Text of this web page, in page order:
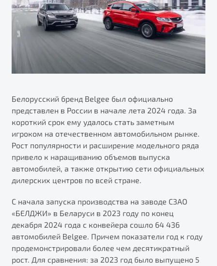
S50
Элегантный и практичный седан
от 1 699 990 ₽*
Обзор В наличии
Автокредит
Трейд-ин
Расчет КАСКО
Узнайте о специальных выгодах при покупке
автомобиля Belgee
Подробно
ПОДДЕРЖКА
Гарантия Belgee
Belgee Клуб
Реферальная программа
Клиентская поддержка
Помощь на дорогах
О дилерском центре
Правовая информация
Белорусский бренд Belgee был официально
представлен в России в начале лета 2024 года. За
короткий срок ему удалось стать заметным
игроком на отечественном автомобильном рынке.
Рост популярности и расширение модельного ряда
привело к наращиванию объемов выпуска
автомобилей, а также открытию сети официальных
дилерских центров по всей стране.
С начала запуска производства на заводе СЗАО
«БЕЛДЖИ» в Беларуси в 2023 году по конец
декабря 2024 года с конвейера сошло 64 436
автомобилей Belgee. Причем показатели год к году
продемонстрировали более чем десятикратный
рост. Для сравнения: за 2023 год было выпущено 5